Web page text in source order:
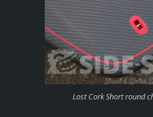
Lost Cork Short round